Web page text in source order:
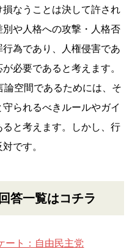
なうことは決して許され
や人格への攻撃・人格否
為であり、人権侵害であ
必要であると考えます。
空間であるためには、そ
られるべきルールやガイ
ると考えます。しかし、行
です。
答一覧はコチラ
ート：自由民主党